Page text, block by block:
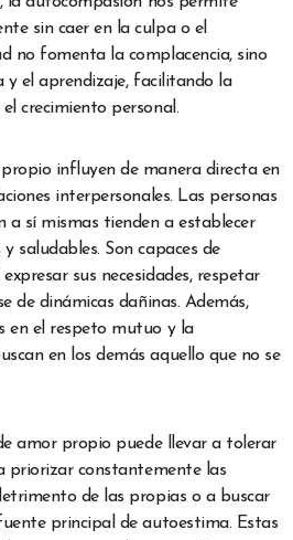
sin caer en la culpa o el
no fomenta la complacencia, sino
y el aprendizaje, facilitando la
crecimiento personal.
influyen de manera directa en
interpersonales. Las personas
a sí mismas tienden a establecer
saludables. Son capaces de
sus necesidades, respetar
de dinámicas dañinas. Además,
en el respeto mutuo y la
en los demás aquello que no se
amor propio puede llevar a tolerar
priorizar constantemente las
de las propias o a buscar
principal de autoestima. Estas